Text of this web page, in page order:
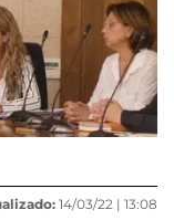
14/03/22 | 13:08